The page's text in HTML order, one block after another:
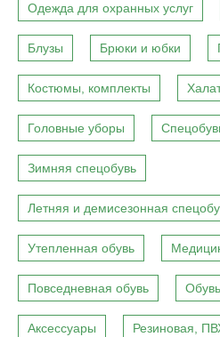
Одежда для охранных услуг
Блузы Брюки и юбки
Костюмы, комплекты
Головные уборы
Зимняя спецобувь
Летняя и демисезонная
Утепленная обувь
Повседневная обувь
Аксессуары Резиновая,